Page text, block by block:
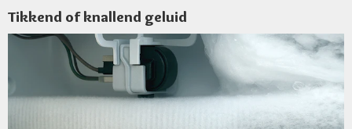
Tikkend of knallend geluid